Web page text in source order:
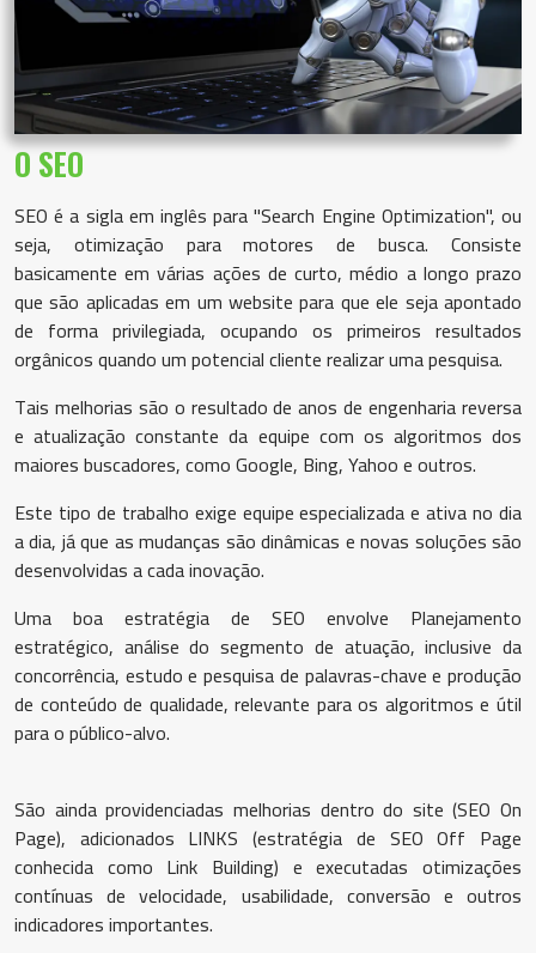
O SEO
SEO é a sigla em inglês para "Search Engine Optimization", ou
seja, otimização para motores de busca. Consiste
basicamente em várias ações de curto, médio a longo prazo
que são aplicadas em um website para que ele seja apontado
de forma privilegiada, ocupando os primeiros resultados
orgânicos quando um potencial cliente realizar uma pesquisa.
Tais melhorias são o resultado de anos de engenharia reversa
e atualização constante da equipe com os algoritmos dos
maiores buscadores, como Google, Bing, Yahoo e outros.
Este tipo de trabalho exige equipe especializada e ativa no dia
a dia, já que as mudanças são dinâmicas e novas soluções são
desenvolvidas a cada inovação.
Uma boa estratégia de SEO envolve Planejamento
estratégico, análise do segmento de atuação, inclusive da
concorrência, estudo e pesquisa de palavras-chave e produção
de conteúdo de qualidade, relevante para os algoritmos e útil
para o público-alvo.
São ainda providenciadas melhorias dentro do site (SEO On
Page), adicionados LINKS (estratégia de SEO Off Page
conhecida como Link Building) e executadas otimizações
contínuas de velocidade, usabilidade, conversão e outros
indicadores importantes.